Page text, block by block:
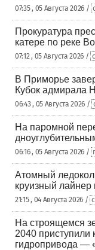
07:35 , 05 Августа 2026 /
Прокуратура
катере по реке
07:12 , 05 Августа 2026 /
В Приморье
Кубок адмирала
06:43 , 05 Августа 2026 /
На паромной
06:16 , 05 Августа 2026 /
Атомный
круизный лайнер
21:15 , 04 Августа 2026 /
На строящемся
2040 приступили
гидропривода —